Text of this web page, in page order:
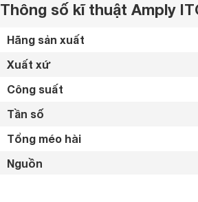
Thông số kĩ thuật Amply
Hãng sản xuất
Xuất xứ
Công suất
Tần số
Tổng méo hài
Nguồn